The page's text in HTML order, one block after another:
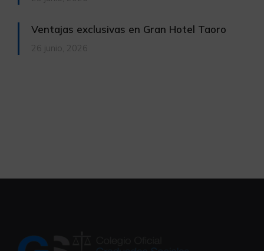
Ventajas exclusivas en Gran Hotel Taoro
26 junio, 2026